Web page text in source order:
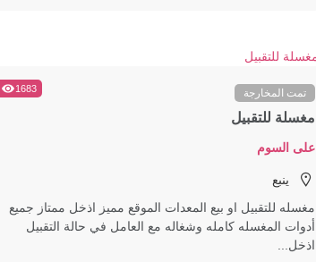
1683 تمت المخارجة
مغسلة للتقبيل
على السوم
ينبع
مغسله للتقبيل او بيع المعدات الموقع مميز اذخل ممتاز جميع
أدوات المغسله كامله وشغاله مع العامل في حالة التقبيل
اذخل...